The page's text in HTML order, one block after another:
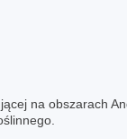
na obszarach